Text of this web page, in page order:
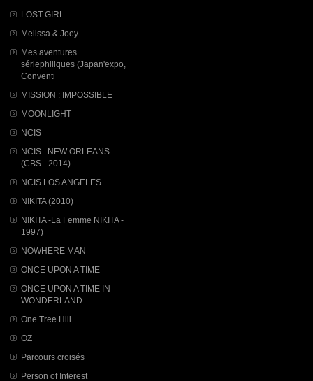
LOST GIRL
Melissa & Joey
Mes aventures
sériephiliques (Japan'expo,
Conventi
MISSION : IMPOSSIBLE
MOONLIGHT
NCIS
NCIS : NEW ORLEANS
(CBS - 2014)
NCIS LOS ANGELES
NIKITA (2010)
NIKITA -La Femme NIKITA -
1997)
NOWHERE MAN
ONCE UPON A TIME
ONCE UPON A TIME IN
WONDERLAND
One Tree Hill
OZ
Parcours croisés
Person of Interest